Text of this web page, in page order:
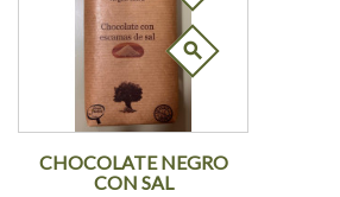
search
CHOCOLATE NEGRO
CON SAL